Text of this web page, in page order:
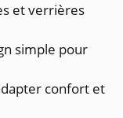
et verrières
simple pour
confort et